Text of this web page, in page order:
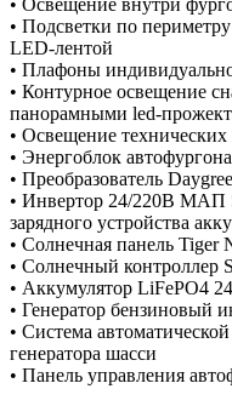
• Подсветки по
LED-лентой
• Плафоны
• Контурное освещение
панорамными led-
• Освещение
• Энергоблок автофургона
• Преобразователь
• Инвертор 24/220В МАП
зарядного устройства
• Солнечная панель
• Солнечный контроллер
• Аккумулятор LiFePO4
• Генератор бензиновый
• Система
генератора шасси
• Панель управления